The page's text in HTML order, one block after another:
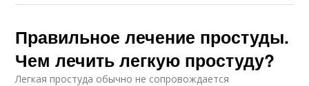
Правильное лечение простуды.
Чем лечить легкую простуду?
Легкая простуда обычно не сопровождается